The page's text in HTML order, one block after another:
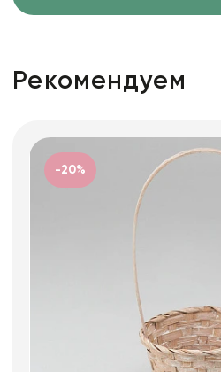
Рекомендуем
-20%